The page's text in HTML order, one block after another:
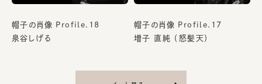
帽子の肖像 Profile.18
泉谷しげる
帽子の肖像 Profile.17
増子 直純 （怒髪天）